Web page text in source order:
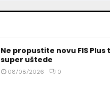
Ne propustite novu FIS Plus
super uštede
08/08/2026 0